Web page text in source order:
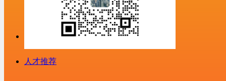
人才推荐